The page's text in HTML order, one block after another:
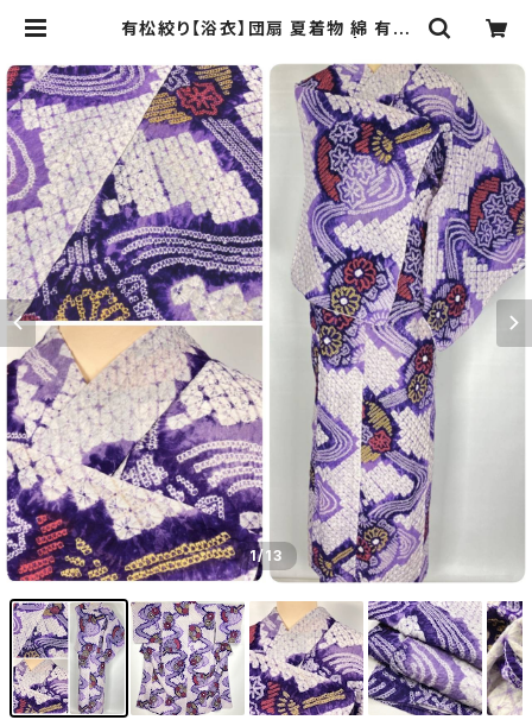
有松絞り【浴衣】団扇 夏着物 綿 有松
no Re:和 [online store] キモノリ
ワ 着物 帯
1/13